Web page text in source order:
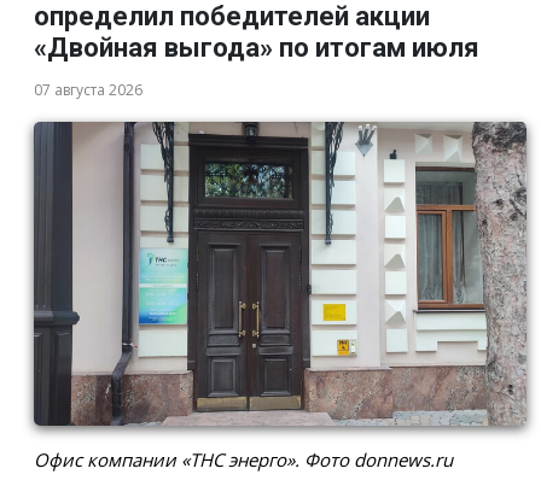
определил победителей акции
«Двойная выгода» по итогам июля
07 августа 2026
Офис компании «ТНС энерго». Фото donnews.ru